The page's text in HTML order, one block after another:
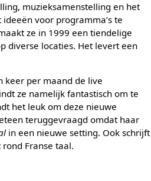
muzieksamenstelling en het
voor programma’s te
ze in 1999 een tiendelige
diverse locaties. Het levert een
keer per maand de live
ze namelijk fantastisch om te
het leuk om deze nieuwe
teruggevraagd omdat haar
in een nieuwe setting. Ook schrijft
Franse taal.